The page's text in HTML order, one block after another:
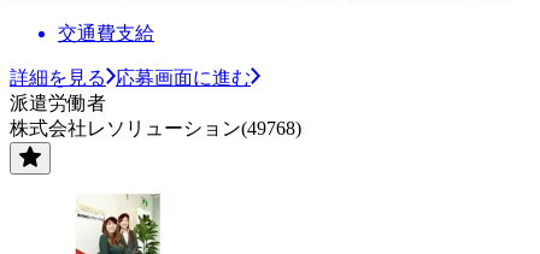
交通費支給
詳細を見る
応募画面に進む
派遣労働者
株式会社レソリューション(49768)